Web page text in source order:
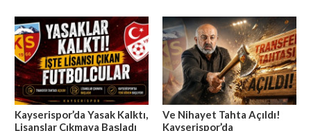
Kayserispor’da Yasak Kalktı,
Lisanslar Çıkmaya Başladı
Ve Nihayet Tahta Açıldı!
Kayserispor’da